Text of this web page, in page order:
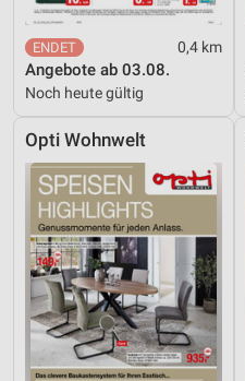
0,4 km
Angebote ab 03.08.
Noch heute gültig
Opti Wohnwelt
Nicht-IAB-Verarbeitungszwecke:
Notwendig
Performance
Funktional
Werbung